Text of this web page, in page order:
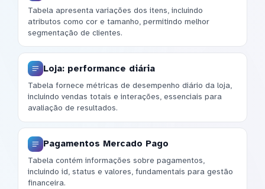
Tabela apresenta variações dos itens, incluindo
atributos como cor e tamanho, permitindo melhor
segmentação de clientes.
Loja: performance diária
Tabela fornece métricas de desempenho diário da loja,
incluindo vendas totais e interações, essenciais para
avaliação de resultados.
Pagamentos Mercado Pago
Tabela contém informações sobre pagamentos,
incluindo id, status e valores, fundamentais para gestão
financeira.